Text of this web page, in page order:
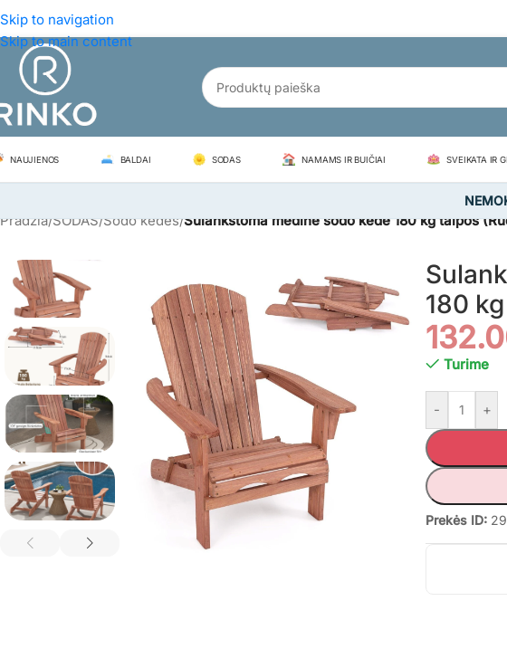
Skip to navigation
Skip to main content
NAUJIENOS BALDAI SODAS NAMAMS IR BUIČIAI SVEIKATA IR
Pradžia/SODAS/Sodo kėdės/Sulankstoma medinė sodo kėdė 180 kg talpos
180
Turime
- +
Prekės ID: